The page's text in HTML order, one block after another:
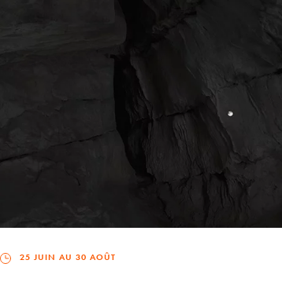
25 JUIN AU 30 AOÛT